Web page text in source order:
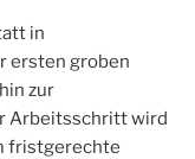
in
ersten groben
zur
Arbeitsschritt wird
fristgerechte